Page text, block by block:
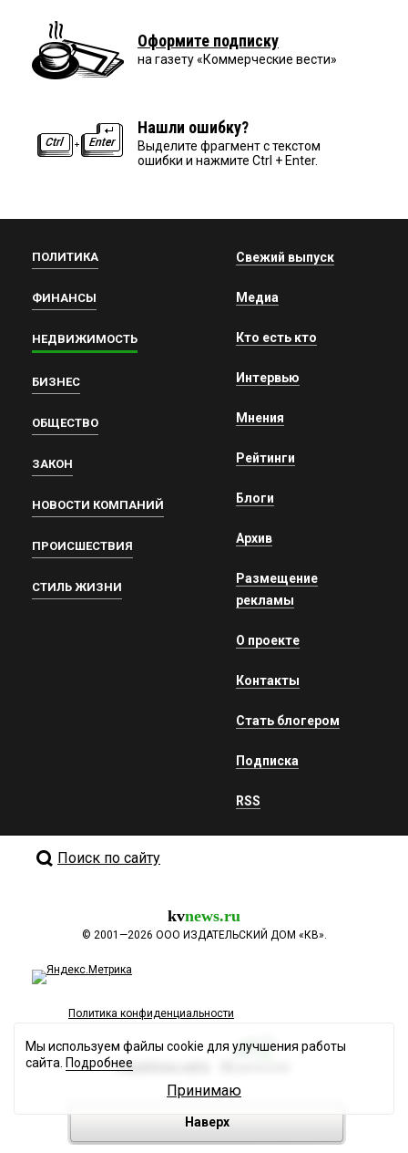
Оформите подписку
на газету «Коммерческие вести»
Нашли ошибку?
Выделите фрагмент с текстом
ошибки и нажмите Ctrl + Enter.
ПОЛИТИКА
ФИНАНСЫ
НЕДВИЖИМОСТЬ
БИЗНЕС
ОБЩЕСТВО
ЗАКОН
НОВОСТИ КОМПАНИЙ
ПРОИСШЕСТВИЯ
СТИЛЬ ЖИЗНИ
Свежий выпуск
Медиа
Кто есть кто
Интервью
Мнения
Рейтинги
Блоги
Архив
Размещение
рекламы
О проекте
Контакты
Стать блогером
Подписка
RSS
Поиск по сайту
kvnews.ru
© 2001—2026 ООО ИЗДАТЕЛЬСКИЙ ДОМ «КВ».
Политика конфиденциальности
Разработка сайта
Наверх
Мы используем файлы cookie для улучшения работы
сайта. Подробнее
Принимаю